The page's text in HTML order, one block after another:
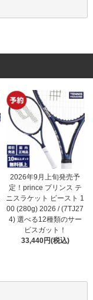
2026年9月上旬発売予
定！prince プリンス テ
ニスラケット ビースト 1
00 (280g) 2026 / (7TJ27
4) 選べる12種類のサー
ビスガット！
33,440円(税込)